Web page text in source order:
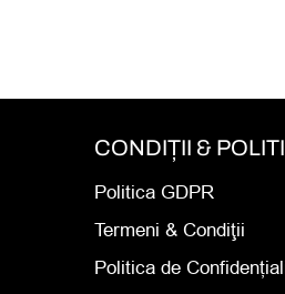
CONDIȚII &
Politica GDPR
Termeni & Condiţii
Politica de